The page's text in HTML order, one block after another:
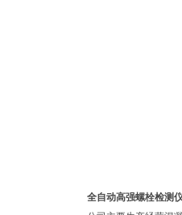
全自动高强螺栓检测